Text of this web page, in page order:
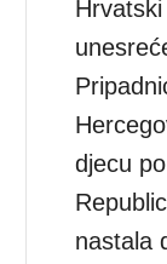
djecu
nastala